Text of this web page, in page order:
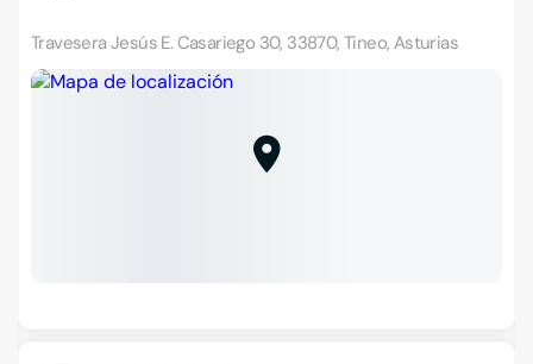
Travesera Jesús E. Casariego 30, 33870, Tineo, Asturias